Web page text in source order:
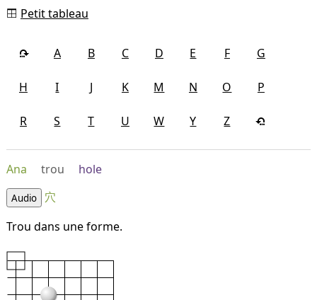
Petit tableau
A B C D E F G
H I J K M N O P
R S T U W Y Z
Ana trou hole
Audio
穴
Trou dans une forme.